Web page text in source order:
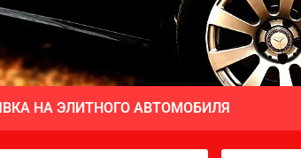
НА ЭЛИТНОГО АВТОМОБИЛЯ